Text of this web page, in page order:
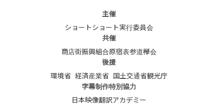
主催
ショートショート実行委員会
共催
商店街振興組合原宿表参道欅会
後援
環境省 経済産業省 国土交通省観光庁
字幕制作特別協力
日本映像翻訳アカデミー